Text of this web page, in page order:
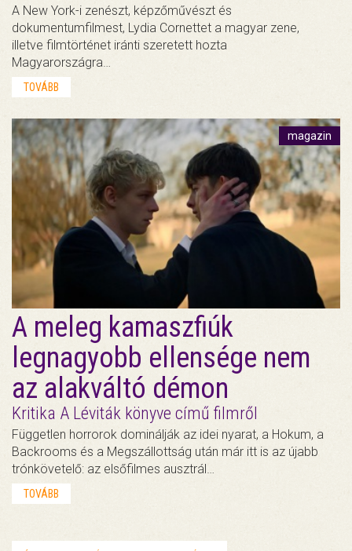
A New York-i zenészt, képzőművészt és
dokumentumfilmest, Lydia Cornettet a magyar zene,
illetve filmtörténet iránti szeretett hozta
Magyarországra…
TOVÁBB
magazin
A meleg kamaszfiúk
legnagyobb ellensége nem
az alakváltó démon
Kritika A Léviták könyve című filmről
Független horrorok dominálják az idei nyarat, a Hokum, a
Backrooms és a Megszállottság után már itt is az újabb
trónkövetelő: az elsőfilmes ausztrál…
TOVÁBB